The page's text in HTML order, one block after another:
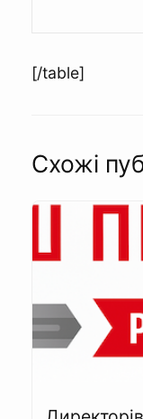
[/table]
Схожі